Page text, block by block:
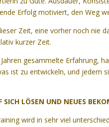
Erfolg motiviert, den Weg
Zeit, eine vorher noch nie
kurzer Zeit.
gesammelte Erfahrung,
ist zu entwickeln, und jedem
SICH LÖSEN UND NEUES
wird in sehr viel